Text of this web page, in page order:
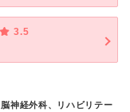
3.5
神経外科、リハビリテー